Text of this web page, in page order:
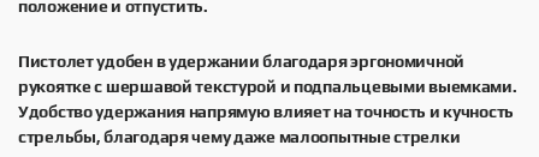
положение и отпустить.
Пистолет удобен в удержании благодаря эргономичной
рукоятке с шершавой текстурой и подпальцевыми выемками.
Удобство удержания напрямую влияет на точность и кучность
стрельбы, благодаря чему даже малоопытные стрелки